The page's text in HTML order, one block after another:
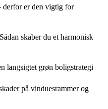
derfor er den vigtig for
skaber du et harmonisk
langsigtet grøn boligstrategi
på vinduesrammer og